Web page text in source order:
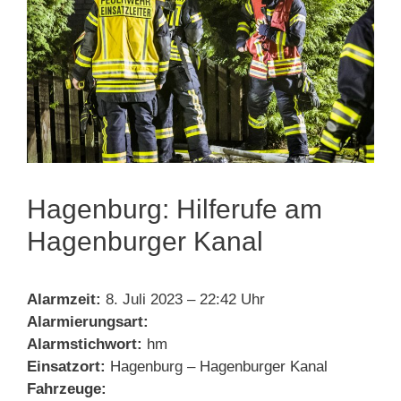
Hagenburg: Hilferufe am
Hagenburger Kanal
Alarmzeit: 8. Juli 2023 – 22:42 Uhr
Alarmierungsart:
Alarmstichwort: hm
Einsatzort: Hagenburg – Hagenburger Kanal
Fahrzeuge: